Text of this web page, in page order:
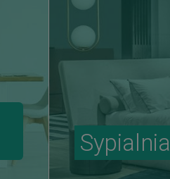
Sypialnia